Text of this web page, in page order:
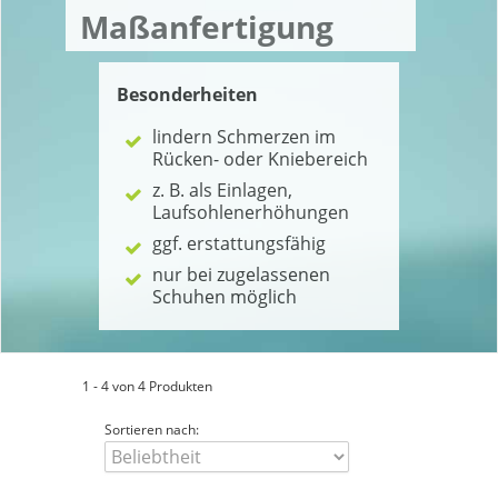
Maßanfertigung
Besonderheiten
lindern Schmerzen im
Rücken- oder Kniebereich
z. B. als Einlagen,
Laufsohlenerhöhungen
ggf. erstattungsfähig
nur bei zugelassenen
Schuhen möglich
1 - 4 von 4 Produkten
Sortieren nach: